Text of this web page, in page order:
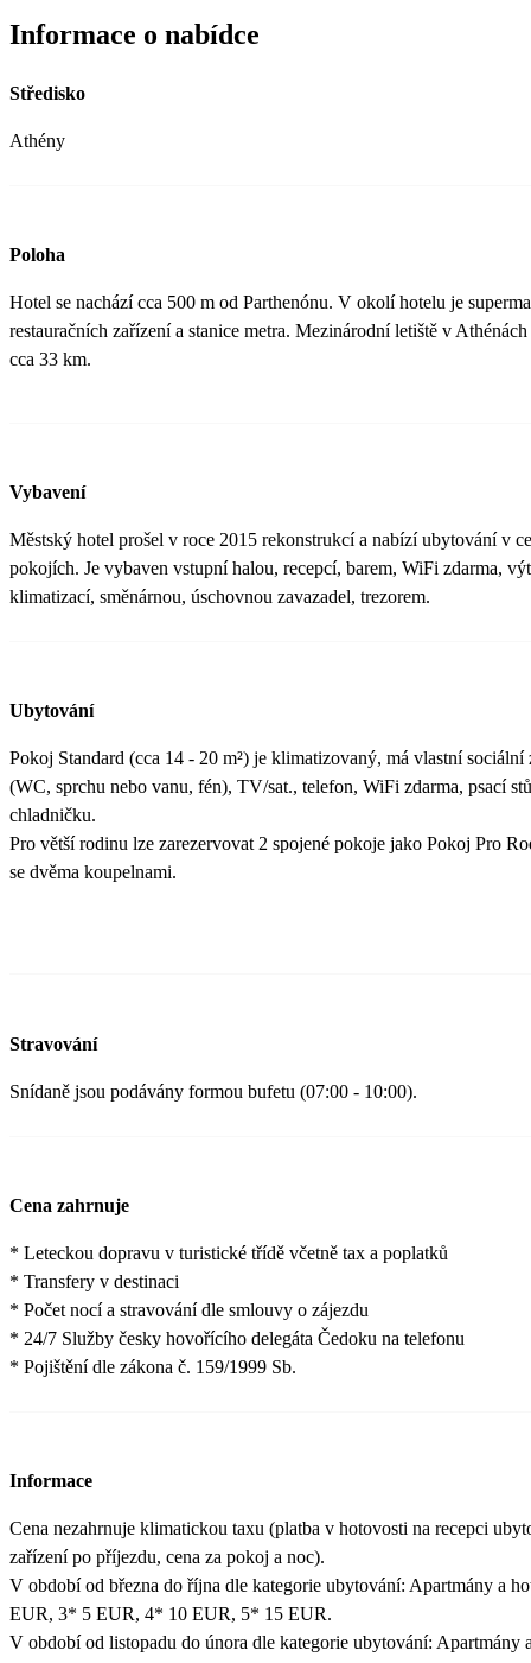
Informace o nabídce
Středisko
Athény
Poloha
Hotel se nachází cca 500 m od Parthenónu. V okolí hotelu je
restauračních zařízení a stanice metra. Mezinárodní letiště v
cca 33 km.
Vybavení
Městský hotel prošel v roce 2015 rekonstrukcí a nabízí ubytování v
pokojích. Je vybaven vstupní halou, recepcí, barem, WiFi zdarma,
klimatizací, směnárnou, úschovnou zavazadel, trezorem.
Ubytování
Pokoj Standard (cca 14 - 20 m²) je klimatizovaný, má vlastní sociální
(WC, sprchu nebo vanu, fén), TV/sat., telefon, WiFi zdarma, psací
chladničku.
Pro větší rodinu lze zarezervovat 2 spojené pokoje jako Pokoj Pro
se dvěma koupelnami.
Stravování
Snídaně jsou podávány formou bufetu (07:00 - 10:00).
Cena zahrnuje
* Leteckou dopravu v turistické třídě včetně tax a poplatků
* Transfery v destinaci
* Počet nocí a stravování dle smlouvy o zájezdu
* 24/7 Služby česky hovořícího delegáta Čedoku na telefonu
* Pojištění dle zákona č. 159/1999 Sb.
Informace
Cena nezahrnuje klimatickou taxu (platba v hotovosti na recepci
zařízení po příjezdu, cena za pokoj a noc).
V období od března do října dle kategorie ubytování: Apartmány a
EUR, 3* 5 EUR, 4* 10 EUR, 5* 15 EUR.
V období od listopadu do února dle kategorie ubytování: Apartmány